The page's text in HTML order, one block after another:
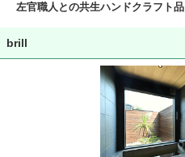
左官職人との共生ハンドクラフト品
brill